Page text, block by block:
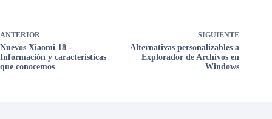
ANTERIOR
Nuevos Xiaomi 18 -
Información y características
que conocemos
SIGUIENTE
Alternativas personalizables a
Explorador de Archivos en
Windows